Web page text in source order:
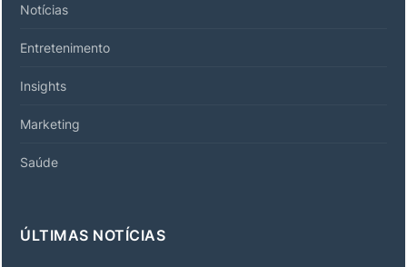
Notícias
Entretenimento
Insights
Marketing
Saúde
ÚLTIMAS NOTÍCIAS